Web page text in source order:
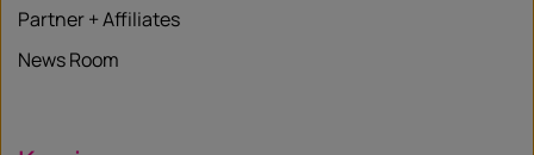
Partner + Affiliates
News Room